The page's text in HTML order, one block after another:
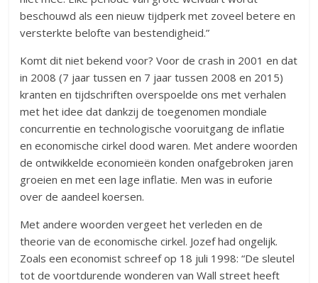
beschouwd als een nieuw tijdperk met zoveel betere en
versterkte belofte van bestendigheid.”
Komt dit niet bekend voor? Voor de crash in 2001 en dat
in 2008 (7 jaar tussen en 7 jaar tussen 2008 en 2015)
kranten en tijdschriften overspoelde ons met verhalen
met het idee dat dankzij de toegenomen mondiale
concurrentie en technologische vooruitgang de inflatie
en economische cirkel dood waren. Met andere woorden
de ontwikkelde economieën konden onafgebroken jaren
groeien en met een lage inflatie. Men was in euforie
over de aandeel koersen.
Met andere woorden vergeet het verleden en de
theorie van de economische cirkel. Jozef had ongelijk.
Zoals een economist schreef op 18 juli 1998: “De sleutel
tot de voortdurende wonderen van Wall street heeft